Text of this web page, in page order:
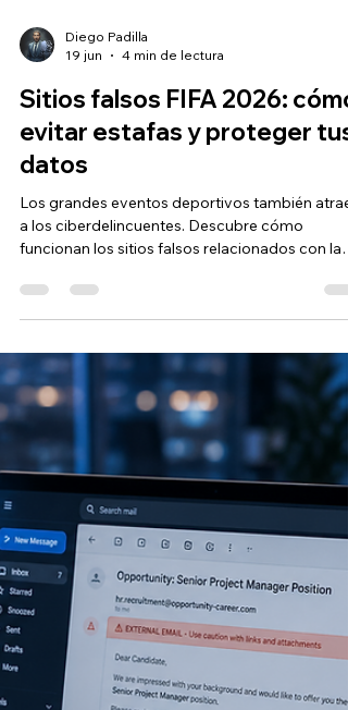
Diego Padilla
19 jun
4 min de lectura
Sitios falsos FIFA 2026: cómo
evitar estafas y proteger tus
datos
a los ciberdelincuentes. Descubre cómo
funcionan los sitios falsos relacionados con la
proteger tu información y la de tu empresa.